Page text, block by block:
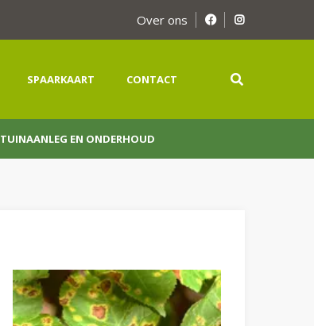
Over ons
SPAARKAART CONTACT
TUINAANLEG EN ONDERHOUD